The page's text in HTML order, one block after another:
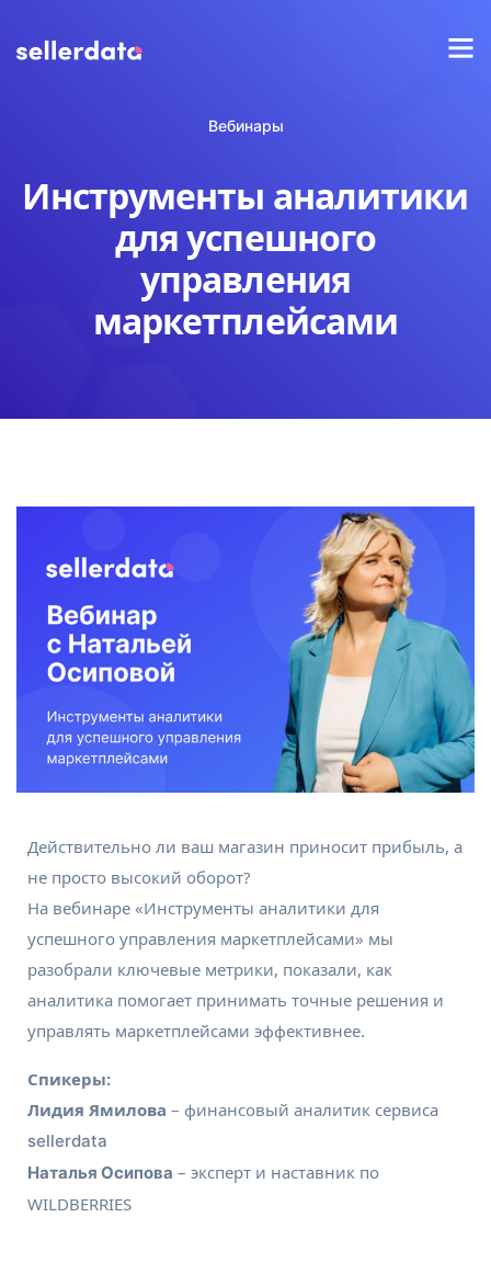
Вебинары
Инструменты аналитики
для успешного
управления
маркетплейсами
Действительно ли ваш магазин приносит прибыль, а
не просто высокий оборот?
На вебинаре «Инструменты аналитики для
успешного управления маркетплейсами» мы
разобрали ключевые метрики, показали, как
аналитика помогает принимать точные решения и
управлять маркетплейсами эффективнее.
Спикеры:
Лидия Ямилова – финансовый аналитик сервиса
sellerdata
Наталья Осипова – эксперт и наставник по
WILDBERRIES